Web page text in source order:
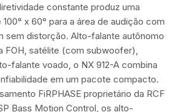
constante produz uma
x 60° para a área de audição com
sem distorção. Alto-falante autônomo
FOH, satélite (com subwoofer),
falante voado, o NX 912-A combina
em um pacote compacto.
FiRPHASE proprietário da RCF
Bass Motion Control, os alto-